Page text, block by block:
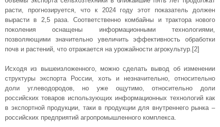
расти, прогнозируется, что к 2024 году этот показатель должен
вырасти в 2,5 раза. Соответственно комбайны и трактора нового
поколения оснащены информационными технологиями,
позволяющими значительно увеличить эффективность обработки
почв и растений, что отражается на урожайности агрокультур.[2]
Исходя из вышеизложенного, можно сделать вывод об изменении
структуры экспорта России, хоть и незначительно, относительно
доли углеводородов, но уже ощутимо, относительно доли
российских товаров использующих информационных технологий как
в экспортной продукции, таки в продукции для внутреннего рынка –
российских предприятий агропромышленного комплекса.